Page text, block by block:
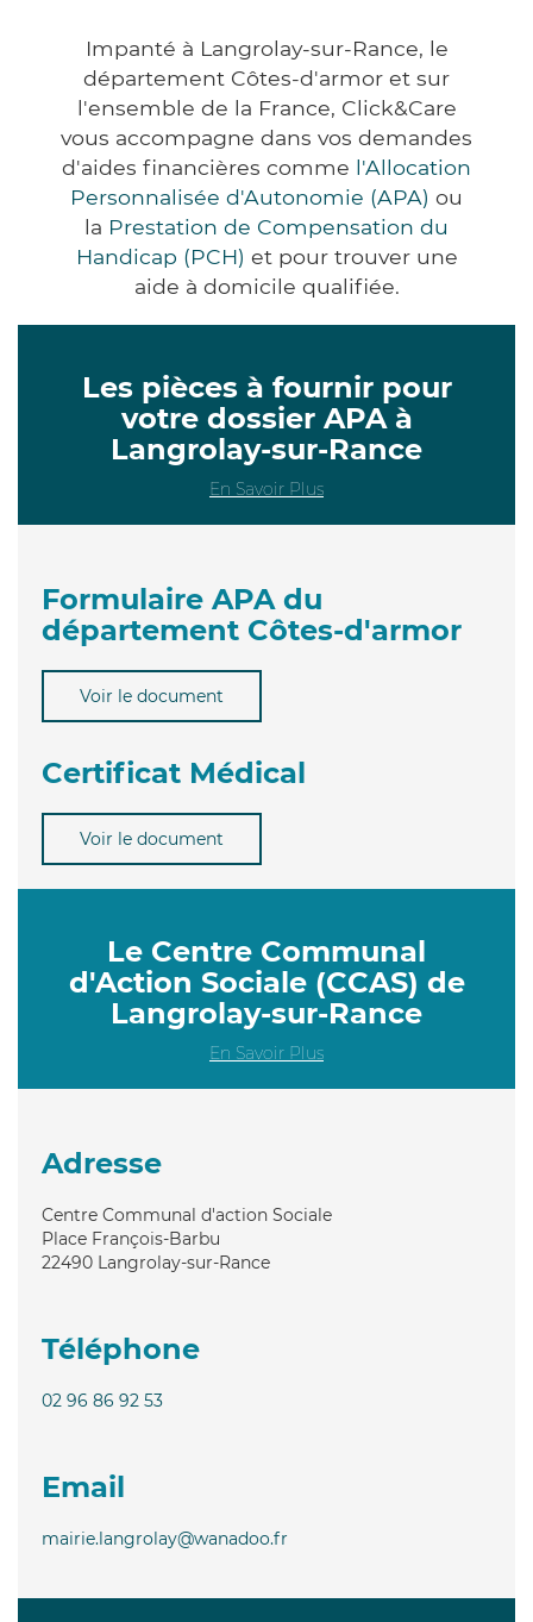
Impanté à Langrolay-sur-Rance, le
département Côtes-d'armor et sur
l'ensemble de la France, Click&Care
vous accompagne dans vos demandes
d'aides financières comme l'Allocation
Personnalisée d'Autonomie (APA) ou
la Prestation de Compensation du
Handicap (PCH) et pour trouver une
aide à domicile qualifiée.
Les pièces à fournir pour
votre dossier APA à
Langrolay-sur-Rance
En Savoir Plus
Formulaire APA du
département Côtes-d'armor
Voir le document
Certificat Médical
Voir le document
Le Centre Communal
d'Action Sociale (CCAS) de
Langrolay-sur-Rance
En Savoir Plus
Adresse
Centre Communal d'action Sociale
Place François-Barbu
22490 Langrolay-sur-Rance
Téléphone
02 96 86 92 53
Email
mairie.langrolay@wanadoo.fr